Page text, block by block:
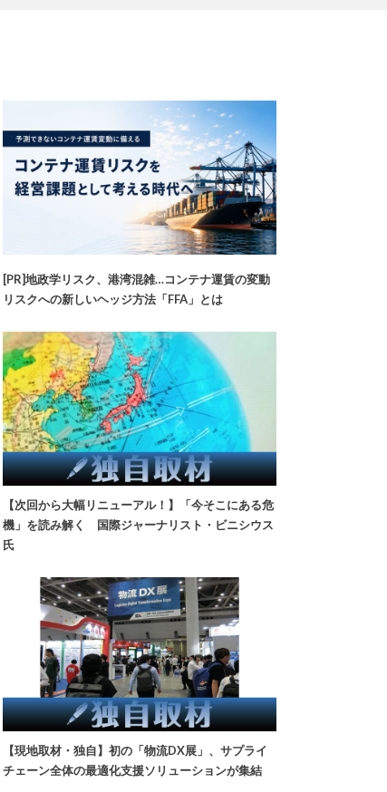
[PR]地政学リスク、港湾混雑…コンテナ運賃の変動
リスクへの新しいヘッジ方法「FFA」とは
【次回から大幅リニューアル！】「今そこにある危
機」を読み解く 国際ジャーナリスト・ビニシウス
氏
【現地取材・独自】初の「物流DX展」、サプライ
チェーン全体の最適化支援ソリューションが集結